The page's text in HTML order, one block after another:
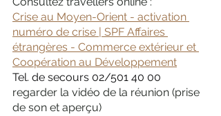
Crise au Moyen-Orient - activation
numéro de crise | SPF Affaires
étrangères - Commerce extérieur et
Coopération au Développement
Tel. de secours 02/501 40 00
regarder la vidéo de la réunion (prise
de son et aperçu)